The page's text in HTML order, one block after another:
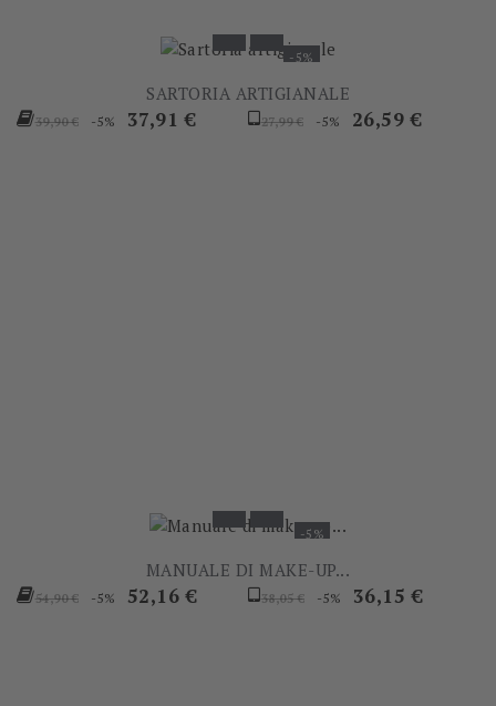
-5%
SARTORIA ARTIGIANALE
Prezzo
39,90 € -5% Prezzo
37,91 €
Prezzo
27,99 € -5% Prezzo
26,59 €
-5%
MANUALE DI MAKE-UP...
Prezzo
54,90 € -5% Prezzo
52,16 €
Prezzo
38,05 € -5% Prezzo
36,15 €